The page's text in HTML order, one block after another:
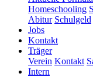
Homeschooling
Abitur Schulgeld
Jobs
Kontakt
Träger
Verein Kontakt
Intern